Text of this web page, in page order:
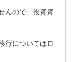
ので、投資資
についてはロ